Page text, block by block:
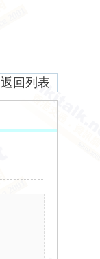
返回列表